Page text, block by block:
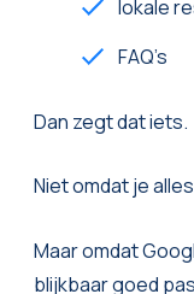
lokale
FAQ’s
Dan zegt dat iets.
Niet omdat je
Maar omdat
blijkbaar goed